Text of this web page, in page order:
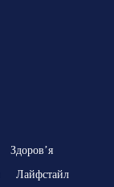
Здоровʼя
Лайфстайл